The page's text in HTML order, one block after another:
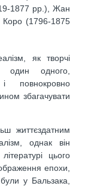
1877 рр.), Жан
(1796-1875
як творчі
один одного,
повнокровно
збагачувати
життєздатним
однак він
цього
епохи,
у Бальзака,